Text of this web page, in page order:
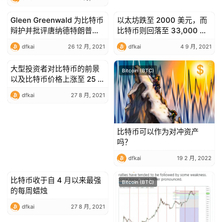
Bitcoin (BTC)
Gleen Greenwald 为比特币
辩护并批评唐纳德特朗普和
希拉里克林顿
dfkai 26 12 月, 2021
Bitcoin (BTC)
以太坊跌至 2000 美元，而
比特币则回落至 33,000 美
元
dfkai 4 9 月, 2021
Bitcoin (BTC)
大型投资者对比特币的前景
以及比特币价格上涨至 25 万
美元充满信心
dfkai 27 8 月, 2021
Bitcoin (BTC)
比特币可以作为对冲资产
吗？
dfkai 19 2 月, 2022
Bitcoin (BTC)
比特币收于自 4 月以来最强
的每周蜡烛
dfkai 27 8 月, 2021
Bitcoin (BTC)